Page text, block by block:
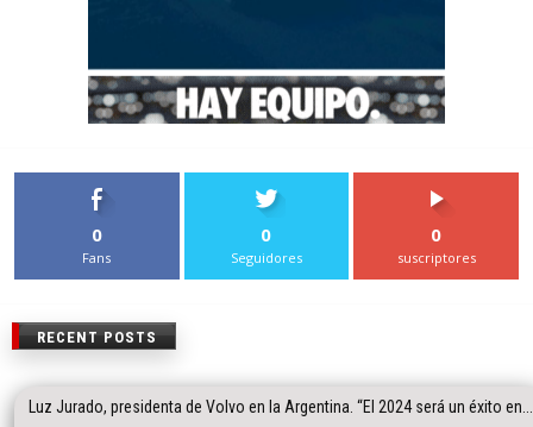
0
Fans
0
Seguidores
0
suscriptores
RECENT POSTS
Luz Jurado, presidenta de Volvo en la Argentina. “El 2024 será un éxito en...